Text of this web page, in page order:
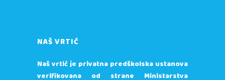
NAŠ VRTIĆ
Naš vrtić je privatna predškolska ustanova
verifikovana od strane Ministarstva